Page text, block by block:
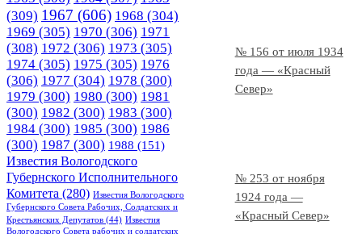
№ 156 от июля 1934
года — «Красный
Север»
№ 253 от ноября
1924 года —
«Красный Север»
(309) 1967 (606) 1968 (304)
1969 (305) 1970 (306) 1971
(308) 1972 (306) 1973 (305)
1974 (305) 1975 (305) 1976
(306) 1977 (304) 1978 (300)
1979 (300) 1980 (300) 1981
(300) 1982 (300) 1983 (300)
1984 (300) 1985 (300) 1986
(300) 1987 (300) 1988 (151)
Известия Вологодского
Губернского Исполнительного
Комитета (280) Известия Вологодского
Губернского Совета Рабочих, Солдатских и
Крестьянских Депутатов (44) Известия
Вологодского Совета рабочих и солдатских